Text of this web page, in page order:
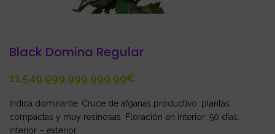
Black Domina Regular
€
Indica dominante. Cruce de afganas productivo; plantas
compactas y muy resinosas. Floración en interior: 50 días.
Interior – exterior.